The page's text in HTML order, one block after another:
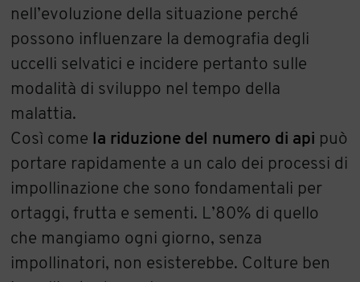
nell’evoluzione della situazione perché
possono influenzare la demografia degli
uccelli selvatici e incidere pertanto sulle
modalità di sviluppo nel tempo della
malattia.
Così come la riduzione del numero di api può
portare rapidamente a un calo dei processi di
impollinazione che sono fondamentali per
ortaggi, frutta e sementi. L’80% di quello
che mangiamo ogni giorno, senza
impollinatori, non esisterebbe. Colture ben